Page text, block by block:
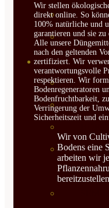
SEMILLAS
VER
HOJA
Wir stellen
direkt online. So
100% natürliche und
garantieren und sie
Alle unsere
nach den geltenden
zertifiziert. Wir
verantwortungsvolle
respektieren. Wir
Bodenregeneratoren
Bodenfruchtbarkeit,
Verringerung der
Sicherheitszeit und
Wir von
Bodens eine
arbeiten wir